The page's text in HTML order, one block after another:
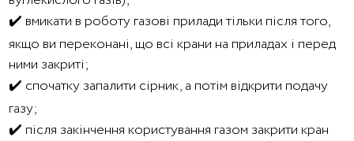
✔️ вмикати в роботу газові прилади тільки після того,
якщо ви переконані, що всі крани на приладах і перед
ними закриті;
✔️ спочатку запалити сірник, а потім відкрити подачу
газу;
✔️ після закінчення користування газом закрити кран